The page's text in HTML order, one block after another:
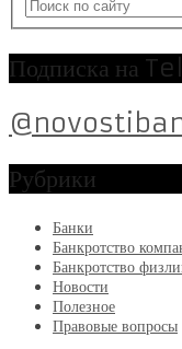
Подписка на
Рубрики
Банки
Банкротство
Банкротство
Новости
Полезное
Правовые вопросы